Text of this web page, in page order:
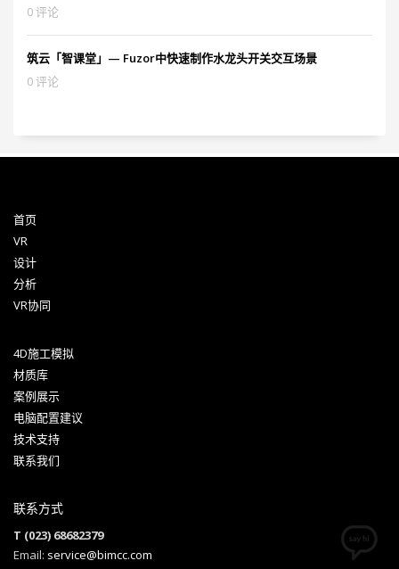
0 评论
筑云「智课堂」— Fuzor中快速制作水龙头开关交互场景
0 评论
首页
VR
设计
分析
VR协同
4D施工模拟
材质库
案例展示
电脑配置建议
技术支持
联系我们
联系方式
T (023) 68682379
Email: service@bimcc.com